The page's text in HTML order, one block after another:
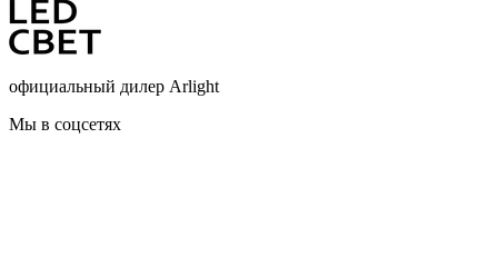
официальный дилер Arlight
Мы в соцсетях